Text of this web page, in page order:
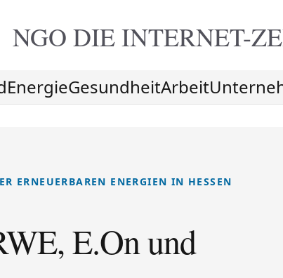
NGO DIEINTERNET-
EnergieGesundheitArbeit
ERNEUERBAREN ENERGIEN IN HESSEN
E.On und